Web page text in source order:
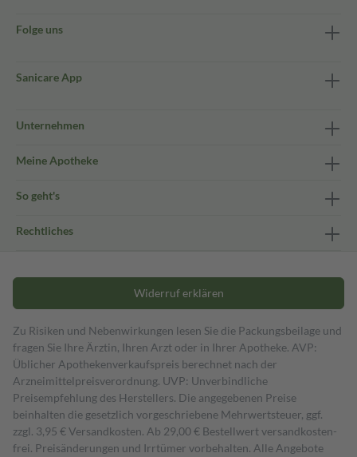
Folge uns
Sanicare App
Unternehmen
Meine Apotheke
So geht's
Rechtliches
Widerruf erklären
Zu Risiken und Nebenwirkungen lesen Sie die Packungsbeilage und
fragen Sie Ihre Ärztin, Ihren Arzt oder in Ihrer Apotheke. AVP:
Üblicher Apothekenverkaufspreis berechnet nach der
Arzneimittelpreisverordnung. UVP: Unverbindliche
Preisempfehlung des Herstellers. Die angegebenen Preise
beinhalten die gesetzlich vorgeschriebene Mehrwertsteuer, ggf.
zzgl. 3,95 € Versandkosten. Ab 29,00 € Bestell­wert versand­kosten­
frei. Preisänderungen und Irrtümer vorbehalten. Alle Angebote